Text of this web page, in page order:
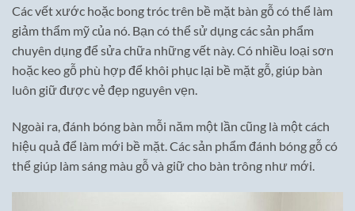
Các vết xước hoặc bong tróc trên bề mặt bàn gỗ có thể làm
giảm thẩm mỹ của nó. Bạn có thể sử dụng các sản phẩm
chuyên dụng để sửa chữa những vết này. Có nhiều loại sơn
hoặc keo gỗ phù hợp để khôi phục lại bề mặt gỗ, giúp bàn
luôn giữ được vẻ đẹp nguyên vẹn.
Ngoài ra, đánh bóng bàn mỗi năm một lần cũng là một cách
hiệu quả để làm mới bề mặt. Các sản phẩm đánh bóng gỗ có
thể giúp làm sáng màu gỗ và giữ cho bàn trông như mới.